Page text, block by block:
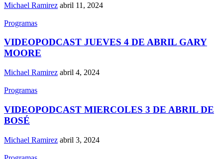
Michael Ramirez abril 11, 2024
Programas
VIDEOPODCAST JUEVES 4 DE ABRIL GARY
MOORE
Michael Ramirez abril 4, 2024
Programas
VIDEOPODCAST MIERCOLES 3 DE ABRIL DE
BOSÉ
Michael Ramirez abril 3, 2024